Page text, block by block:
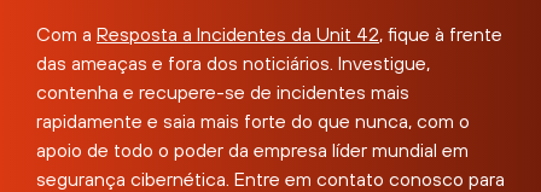
Com a Resposta a Incidentes da Unit 42, fique à frente
das ameaças e fora dos noticiários. Investigue,
contenha e recupere-se de incidentes mais
rapidamente e saia mais forte do que nunca, com o
apoio de todo o poder da empresa líder mundial em
segurança cibernética. Entre em contato conosco para